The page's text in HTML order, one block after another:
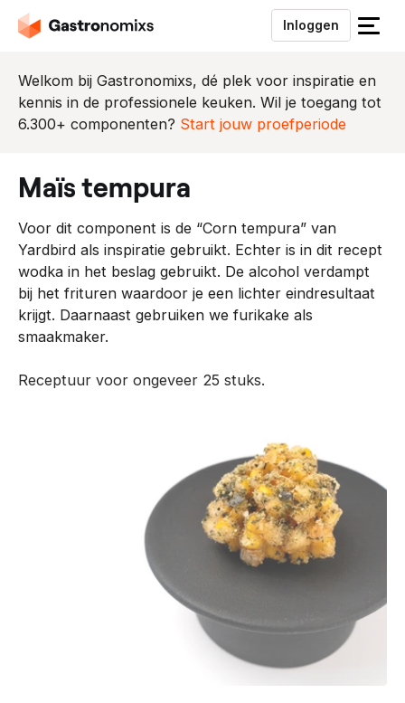
Inloggen
S
u
i
n
u
Welkom bij Gastronomixs, dé plek voor inspiratie en
kennis in de professionele keuken. Wil je toegang tot
6.300+ componenten? Start jouw proefperiode
maïs tempura
Voor dit component is de “Corn tempura” van
Yardbird als inspiratie gebruikt. Echter is in dit recept
wodka in het beslag gebruikt. De alcohol verdampt
bij het frituren waardoor je een lichter eindresultaat
krijgt. Daarnaast gebruiken we furikake als
smaakmaker.
Receptuur voor ongeveer 25 stuks.